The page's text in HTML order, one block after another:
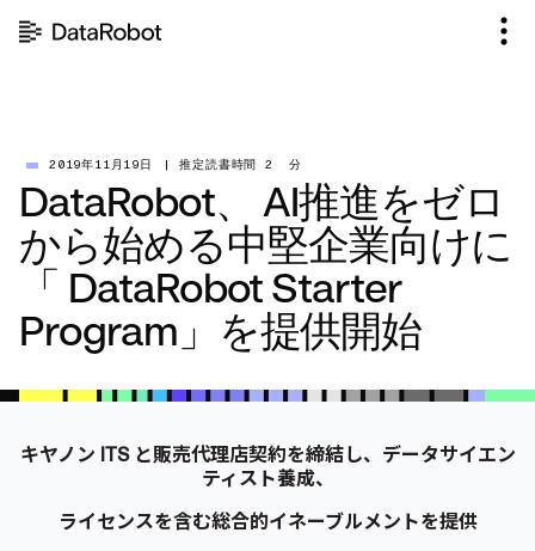
2019年11月19日 推定読書時間 2 分
DataRobot、 AI推進をゼロ
から始める中堅企業向けに
「 DataRobot Starter
Program」を提供開始
キヤノン ITS と販売代理店契約を締結し、データサイエン
ティスト養成、
ライセンスを含む総合的イネーブルメントを提供